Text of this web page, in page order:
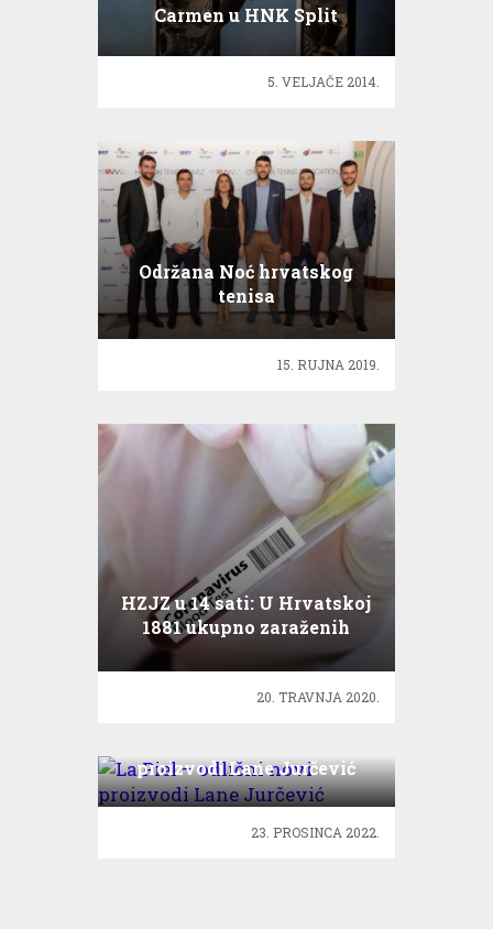
Carmen u HNK Split
5. VELJAČE 2014.
Održana Noć hrvatskog
tenisa
15. RUJNA 2019.
HZJZ u 14 sati: U Hrvatskoj
1881 ukupno zaraženih
20. TRAVNJA 2020.
proizvodi Lane Jurčević
23. PROSINCA 2022.